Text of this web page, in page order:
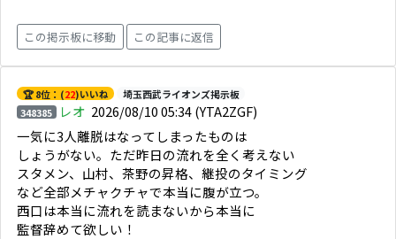
この掲示板に移動 この記事に返信
🏆 8位：(22)いいね
埼玉西武ライオンズ掲示板
348385
レオ 2026/08/10 05:34(YTA2ZGF)
一気に3人離脱はなってしまったものは
しょうがない。ただ昨日の流れを全く考えない
スタメン、山村、茶野の昇格、継投のタイミング
など全部メチャクチャで本当に腹が立つ。
西口は本当に流れを読まないから本当に
監督辞めて欲しい！